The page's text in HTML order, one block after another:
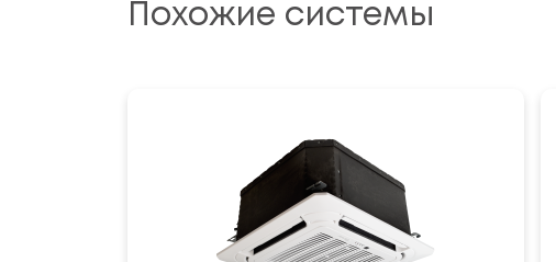
Похожие системы